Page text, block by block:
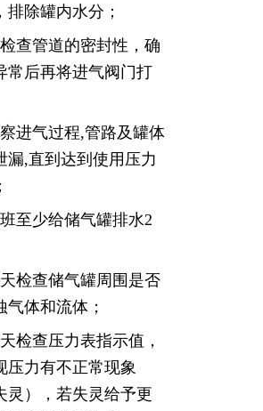
排除罐内水分；
查管道的密封性，确
常后再将进气阀门打
进气过程,管路及罐体
漏,直到达到使用压力
至少给储气罐排水2
检查储气罐周围是否
气体和流体；
检查压力表指示值，
压力有不正常现象
灵），若失灵给予更